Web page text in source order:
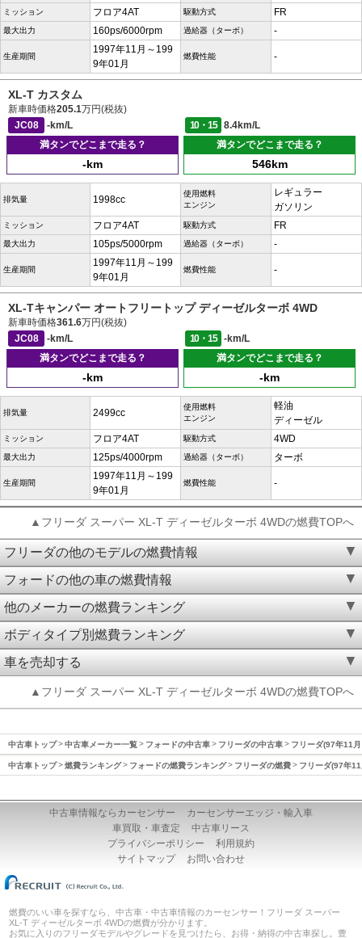
ミッション フロア4AT 駆動方式 FR
最大出力 160ps/6000rpm 過給器（ターボ） -
生産期間
1997年11月～199
9年01月
燃費性能 -
XL-T カスタム
新車時価格205.1万円(税抜)
JC08
-km/L 10・15
8.4km/L
満タンでどこまで走る？
-km
満タンでどこまで走る？
546km
排気量 1998cc
使用燃料
エンジン
レギュラー
ガソリン
ミッション フロア4AT 駆動方式 FR
最大出力 105ps/5000rpm 過給器（ターボ） -
生産期間
1997年11月～199
9年01月
燃費性能 -
XL-Tキャンパー オートフリートップ ディーゼルターボ 4WD
新車時価格361.6万円(税抜)
JC08
-km/L 10・15
-km/L
満タンでどこまで走る？
-km
満タンでどこまで走る？
-km
排気量 2499cc
使用燃料
エンジン
軽油
ディーゼル
ミッション フロア4AT 駆動方式 4WD
最大出力 125ps/4000rpm 過給器（ターボ） ターボ
生産期間
1997年11月～199
9年01月
燃費性能 -
▲フリーダ スーパー XL-T ディーゼルターボ 4WDの燃費TOPへ
フリーダの他のモデルの燃費情報
フォードの他の車の燃費情報
他のメーカーの燃費ランキング
ボディタイプ別燃費ランキング
車を売却する
▲フリーダ スーパー XL-T ディーゼルターボ 4WDの燃費TOPへ
中古車トップ 中古車メーカー一覧 フォードの中古車 フリーダの中古車 フリーダ(97年11
中古車トップ 燃費ランキング フォードの燃費ランキング フリーダの燃費 フリーダ(97年
中古車情報ならカーセンサー
カーセンサーエッジ・輸入車
車買取・車査定
中古車リース
プライバシーポリシー
利用規約
サイトマップ
お問い合わせ
燃費のいい車を探すなら、中古車・中古車情報のカーセンサー！フリーダ スーパー
XL-T ディーゼルターボ 4WDの燃費が分かります。
お気に入りのフリーダモデルやグレードを見つけたら、お得・納得の中古車探し。豊